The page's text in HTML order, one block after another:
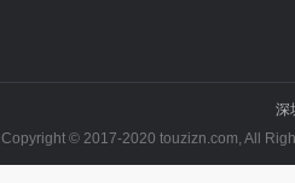
深
Copyright © 2017-2020 touzizn.com, All